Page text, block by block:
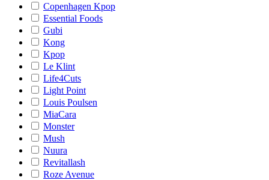
Copenhagen Kpop
Essential Foods
Gubi
Kong
Kpop
Le Klint
Life4Cuts
Light Point
Louis Poulsen
MiaCara
Monster
Mush
Nuura
Revitallash
Roze Avenue